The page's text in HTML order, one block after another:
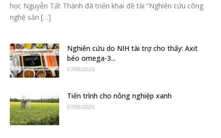
học Nguyễn Tất Thành đã triển khai đề tài “Nghiên cứu công
nghệ sản […]
Nghiên cứu do NIH tài trợ cho thấy: Axit
béo omega-3...
07/08/2026
Tiến trình cho nông nghiệp xanh
07/08/2026